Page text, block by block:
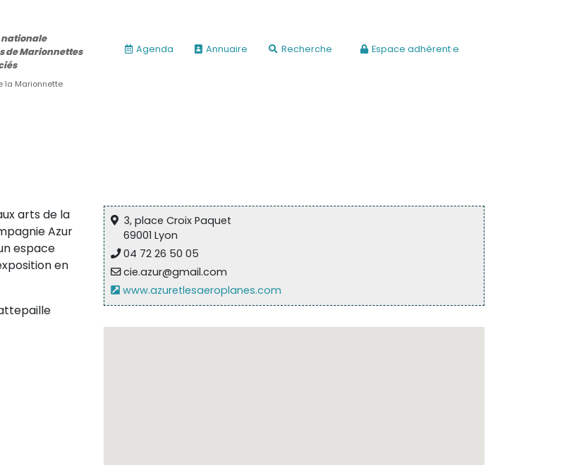
de Marionnettes
la Marionnette
Agenda Annuaire Recherche Espace adhérent·e
arts de la
Azur
espace
en
3, place Croix Paquet
69001 Lyon
04 72 26 50 05
cie.azur@gmail.com
www.azuretlesaeroplanes.com